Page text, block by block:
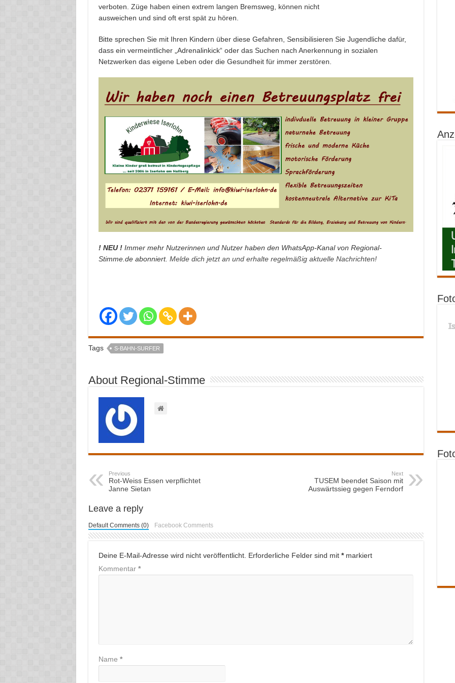
verboten. Züge haben einen extrem langen Bremsweg, können nicht
ausweichen und sind oft erst spät zu hören.
Bitte sprechen Sie mit Ihren Kindern über diese Gefahren, Sensibilisieren Sie Jugendliche dafür,
dass ein vermeintlicher „Adrenalinkick“ oder das Suchen nach Anerkennung in sozialen
Netzwerken das eigene Leben oder die Gesundheit für immer zerstören.
! NEU !Immer mehr Nutzerinnen und Nutzer haben den WhatsApp-Kanal von Regional-
Stimme.de abonniert. Melde dich jetzt an und erhalte regelmäßig aktuelle Nachrichten!
Tags S-BAHN-SURFER
About Regional-Stimme
Previous
Rot-Weiss Essen verpflichtet
Janne Sietan
Next
TUSEM beendet Saison mit
Auswärtssieg gegen Ferndorf
Leave a reply
Default Comments (0) Facebook Comments
Deine E-Mail-Adresse wird nicht veröffentlicht. Erforderliche Felder sind mit *markiert
Kommentar *
Name *